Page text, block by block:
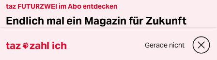
taz FUTURZWEI im Abo entdecken
Endlich mal ein Magazin für Zukunft
taz FUTURZWEI ist unser Magazin für eine bessere
Zukunft. Das Abo bietet jährlich vier Ausgaben für
taz zahl ich Gerade nicht